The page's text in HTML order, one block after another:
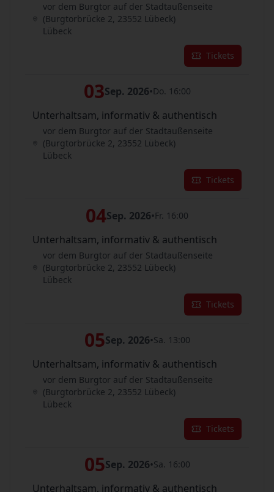
vor dem Burgtor auf der Stadtaußenseite
(Burgtorbrücke 2, 23552 Lübeck)
Lübeck
Tickets
03Sep. 2026•Do. 16:00
Unterhaltsam, informativ & authentisch
vor dem Burgtor auf der Stadtaußenseite
(Burgtorbrücke 2, 23552 Lübeck)
Lübeck
Tickets
04Sep. 2026•Fr. 16:00
Unterhaltsam, informativ & authentisch
vor dem Burgtor auf der Stadtaußenseite
(Burgtorbrücke 2, 23552 Lübeck)
Lübeck
Tickets
05Sep. 2026•Sa. 13:00
Unterhaltsam, informativ & authentisch
vor dem Burgtor auf der Stadtaußenseite
(Burgtorbrücke 2, 23552 Lübeck)
Lübeck
Tickets
05Sep. 2026•Sa. 16:00
Unterhaltsam, informativ & authentisch